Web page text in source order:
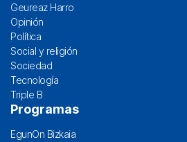
Geureaz Harro
Opinión
Política
Social y religión
Sociedad
Tecnología
Triple B
Programas
EgunOn Bizkaia